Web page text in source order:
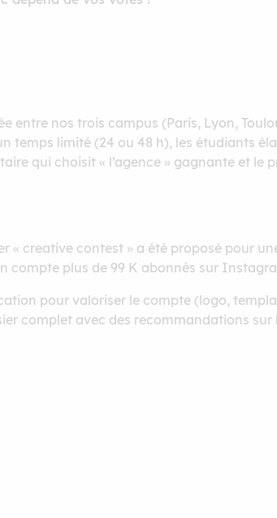
entre nos trois campus (Paris, Lyon,
temps limité (24 ou 48 h), les étudiants
qui choisit « l’agence » gagnante et le
« creative contest » a été proposé pour
compte plus de 99 K abonnés sur
pour valoriser le compte (logo,
complet avec des recommandations